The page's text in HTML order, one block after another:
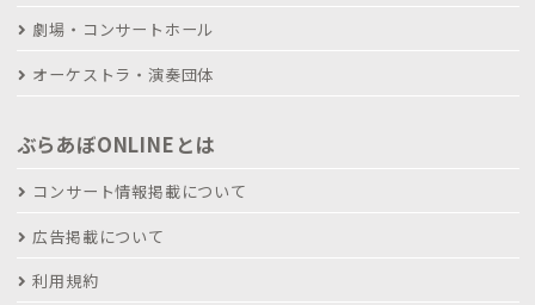
劇場・コンサートホール
オーケストラ・演奏団体
ぶらあぼONLINEとは
コンサート情報掲載について
広告掲載について
利用規約